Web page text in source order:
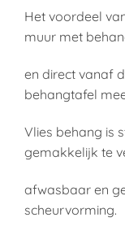
Het voordeel
muur met
en direct vanaf
behangtafel
Vlies behang is
gemakkelijk te
afwasbaar en
scheurvorming.